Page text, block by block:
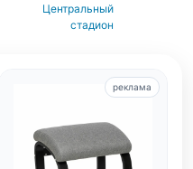
Центральный
стадион
реклама